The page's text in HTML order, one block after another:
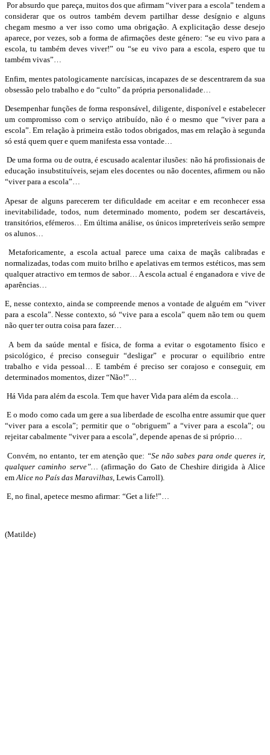
Por absurdo que pareça, muitos dos que afirmam “viver para a escola” tendem a
considerar que os outros também devem partilhar desse desígnio e alguns
chegam mesmo a ver isso como uma obrigação. A explicitação desse desejo
aparece, por vezes, sob a forma de afirmações deste género: “se eu vivo para a
escola, tu também deves viver!” ou “se eu vivo para a escola, espero que tu
também vivas”…
Enfim, mentes patologicamente narcísicas, incapazes de se descentrarem da sua
obsessão pelo trabalho e do “culto” da própria personalidade…
Desempenhar funções de forma responsável, diligente, disponível e estabelecer
um compromisso com o serviço atribuído, não é o mesmo que “viver para a
escola”. Em relação à primeira estão todos obrigados, mas em relação à segunda
só está quem quer e quem manifesta essa vontade…
De uma forma ou de outra, é escusado acalentar ilusões: não há profissionais de
educação insubstituíveis, sejam eles docentes ou não docentes, afirmem ou não
“viver para a escola”…
Apesar de alguns parecerem ter dificuldade em aceitar e em reconhecer essa
inevitabilidade, todos, num determinado momento, podem ser descartáveis,
transitórios, efémeros… Em última análise, os únicos impreteríveis serão sempre
os alunos…
Metaforicamente, a escola actual parece uma caixa de maçãs calibradas e
normalizadas, todas com muito brilho e apelativas em termos estéticos, mas sem
qualquer atractivo em termos de sabor… A escola actual é enganadora e vive de
aparências…
E, nesse contexto, ainda se compreende menos a vontade de alguém em “viver
para a escola”. Nesse contexto, só “vive para a escola” quem não tem ou quem
não quer ter outra coisa para fazer…
A bem da saúde mental e física, de forma a evitar o esgotamento físico e
psicológico, é preciso conseguir “desligar” e procurar o equilíbrio entre
trabalho e vida pessoal… E também é preciso ser corajoso e conseguir, em
determinados momentos, dizer “Não!”…
Há Vida para além da escola. Tem que haver Vida para além da escola…
E o modo como cada um gere a sua liberdade de escolha entre assumir que quer
“viver para a escola”; permitir que o “obriguem” a “viver para a escola”; ou
rejeitar cabalmente “viver para a escola”, depende apenas de si próprio…
Convém, no entanto, ter em atenção que: “Se não sabes para onde queres ir,
qualquer caminho serve”… (afirmação do Gato de Cheshire dirigida à Alice
em Alice no País das Maravilhas , Lewis Carroll).
E, no final, apetece mesmo afirmar: “Get a life!”…
(Matilde)